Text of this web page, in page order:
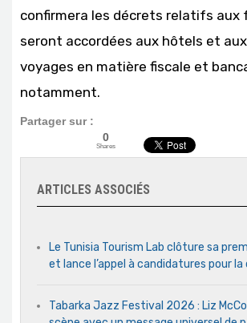
confirmera les décrets relatifs aux
seront accordées aux hôtels et
voyages en matière fiscale et
notamment.
Partager sur :
0
Shares
ARTICLES ASSOCIÉS
Le Tunisia Tourism Lab clôture sa
et lance l’appel à candidatures pour la
Tabarka Jazz Festival 2026 : Liz